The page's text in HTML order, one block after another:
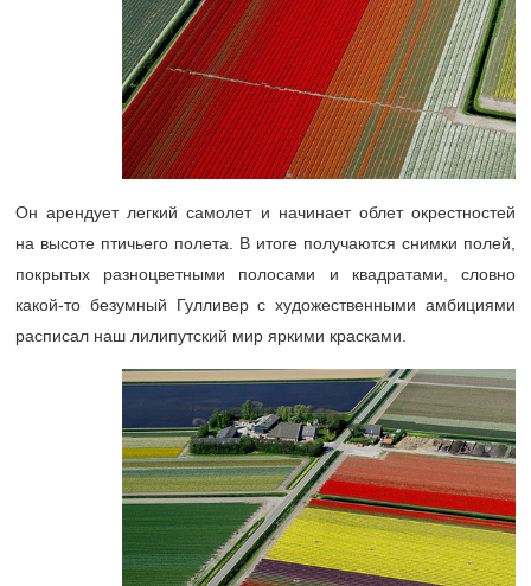
Он арендует легкий самолет и начинает облет окрестностей
на высоте птичьего полета. В итоге получаются снимки полей,
покрытых разноцветными полосами и квадратами, словно
какой-то безумный Гулливер с художественными амбициями
расписал наш лилипутский мир яркими красками.